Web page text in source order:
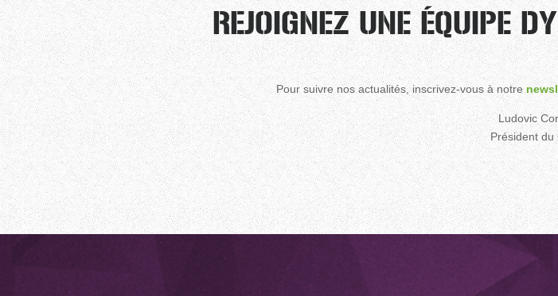
REJOIGNEZ UNE ÉQUIPE
Pour suivre nos actualités, inscrivez-vous à notre
Ludovic
Président du